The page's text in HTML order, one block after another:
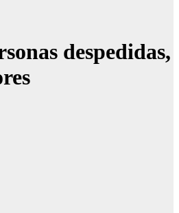
despedidas,